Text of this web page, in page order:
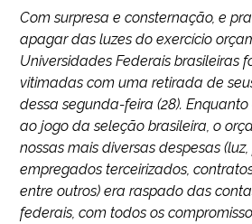
Com surpresa e consternação, e
apagar das luzes do exercício
Universidades Federais brasileiras
vitimadas com uma retirada de
dessa segunda-feira (28).
ao jogo da seleção brasileira, o
nossas mais diversas despesas
empregados terceirizados,
entre outros) era raspado das
federais, com todos os